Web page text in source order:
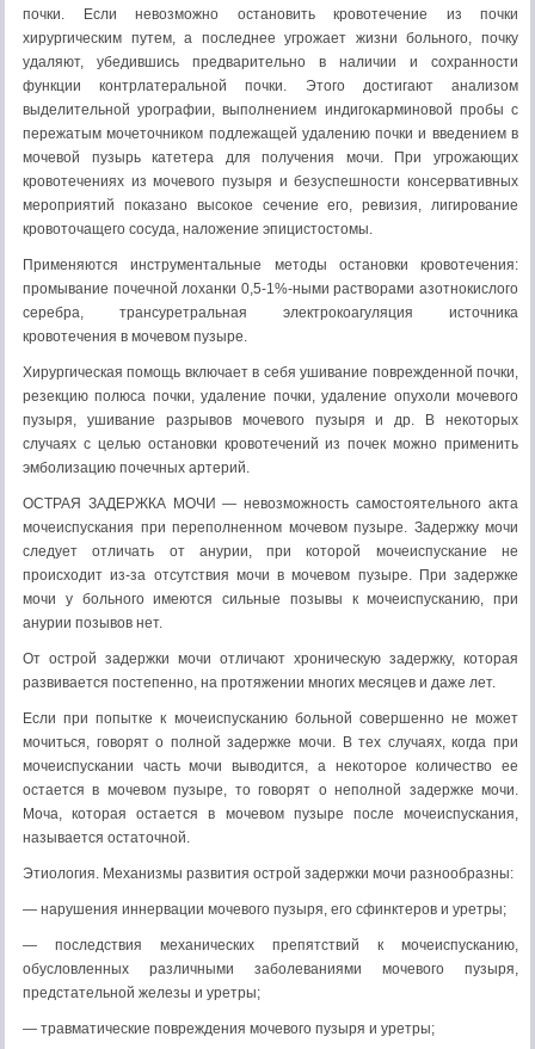
почки. Если невозможно остановить крово­течение из почки
хирургическим путем, а последнее угрожает жизни больного, почку
удаляют, убедившись предварительно в наличии и сохранности
функции контрлатеральной почки. Это­го достигают анализом
выделительной урографии, выполнени­ем индигокарминовой пробы с
пережатым мочеточником подле­жащей удалению почки и введением в
мочевой пузырь катетера для получения мочи. При угрожающих
кровотечениях из моче­вого пузыря и безуспешности консервативных
мероприятий по­казано высокое сечение его, ревизия, лигирование
кровоточащего сосуда, наложение эпицистостомы.
Применяются инструментальные методы остановки кровоте­чения:
промывание почечной лоханки 0,5-1%-ными растворами азотнокислого
серебра, трансуретральная электрокоагуляция источника
кровотечения в мочевом пузыре.
Хирургическая помощь включает в себя ушивание повреж­денной почки,
резекцию полюса почки, удаление почки, удале­ние опухоли мочевого
пузыря, ушивание разрывов мочевого пу­зыря и др. В некоторых
случаях с целью остановки крово­течений из почек можно применить
эмболизацию почечных артерий.
ОСТРАЯ ЗАДЕРЖКА МОЧИ — невозможность самостоятель­ного акта
мочеиспускания при переполненном мочевом пузыре. Задержку мочи
следует отличать от анурии, при которой моче­испускание не
происходит из-за отсутствия мочи в мочевом пу­зыре. При задержке
мочи у больного имеются сильные позывы к мочеиспусканию, при
анурии позывов нет.
От острой задержки мочи отличают хроническую задержку, которая
развивается постепенно, на протяжении многих меся­цев и даже лет.
Если при попытке к мочеиспусканию больной совершенно не может
мочиться, говорят о полной задержке мочи. В тех случаях, когда при
мочеиспускании часть мочи выводится, а некоторое количество ее
остается в мочевом пузыре, то говорят о неполной задержке мочи.
Моча, которая остается в мочевом пузыре после мочеиспускания,
называется остаточной.
Этиология. Механизмы развития острой задержки мочи раз­нообразны:
— нарушения иннервации мочевого пузыря, его сфинктеров и уретры;
— последствия механических препятствий к мочеиспусканию,
обусловленных различными заболеваниями мочевого пузыря,
предстательной железы и уретры;
— травматические повреждения мочевого пузыря и уретры;